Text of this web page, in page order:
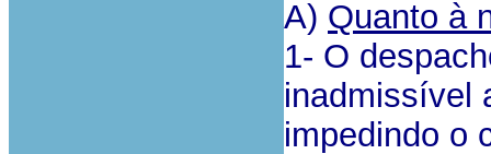
A) Quanto à
1- O
inadmissível
impedindo o